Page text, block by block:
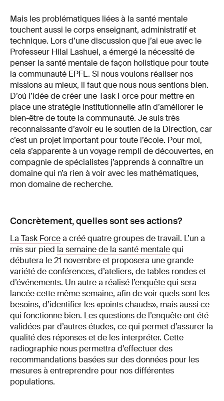
Mais les problématiques liées à la santé mentale
touchent aussi le corps enseignant, administratif et
technique. Lors d’une discussion que j’ai eue avec le
Professeur Hilal Lashuel, a émergé la nécessité de
penser la santé mentale de façon holistique pour toute
la communauté EPFL. Si nous voulons réaliser nos
missions au mieux, il faut que nous nous sentions bien.
D’oú l’idée de créer une Task Force pour mettre en
place une stratégie institutionnelle afin d’améliorer le
bien-être de toute la communauté. Je suis très
reconnaissante d’avoir eu le soutien de la Direction, car
c’est un projet important pour toute l’école. Pour moi,
cela s’apparente à un voyage rempli de découvertes, en
compagnie de spécialistes j’apprends à connaître un
domaine qui n’a rien à voir avec les mathématiques,
mon domaine de recherche.
Concrètement, quelles sont ses actions?
La Task Forcea créé quatre groupes de travail. L’un a
mis sur pied la semaine de la santé mentalequi
débutera le 21 novembre et proposera une grande
variété de conférences, d’ateliers, de tables rondes et
d’événements. Un autre a réalisé l’enquêtequi sera
lancée cette même semaine, afin de voir quels sont les
besoins, d’identifier les «points chauds», mais aussi ce
qui fonctionne bien. Les questions de l’enquête ont été
validées par d’autres études, ce qui permet d’assurer la
qualité des réponses et de les interpréter. Cette
radiographie nous permettra d’effectuer des
recommandations basées sur des données pour les
mesures à entreprendre pour nos différentes
populations.